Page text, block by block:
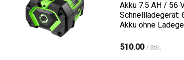
Akku 7.5 AH / 56
Schnellladegerät:
Akku ohne
510.00 / Stk.